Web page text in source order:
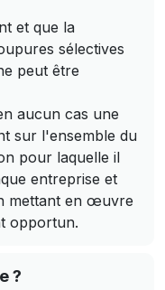
et que la
sélectives
peut être
aucun cas une
sur l'ensemble du
pour laquelle il
entreprise et
mettant en œuvre
opportun.
?